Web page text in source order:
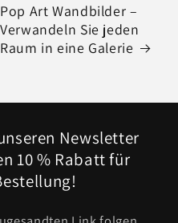
Pop Art Wandbilder –
Verwandeln Sie jeden
Raum in eine Galerie
Newsletter
10 % Rabatt für